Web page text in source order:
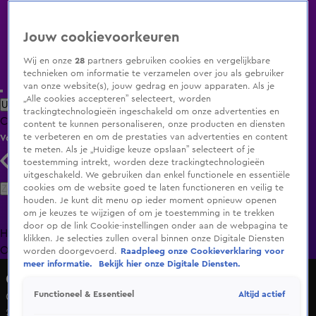
Uitzending Gemist Populaire programma's Zenders Genres
ClipsFilmsRadioSmart TV inlogShop
Volg KIJK
Zoeken
HomeUitzending Gemist Programma's De Bondgenoten
OranjezomerLivestreamsShop
Cupido Ofzo
Op zoek naar de liefde
25 okt 2021, 14:21
Jouw cookievoorkeuren
Wij en onze28 partners gebruiken cookies en vergelijkbare
technieken om informatie te verzamelen over jou als gebruiker
van onze website(s), jouw gedrag en jouw apparaten. Als je
„Alle cookies accepteren” selecteert, worden
trackingtechnologieën ingeschakeld om onze advertenties en
content te kunnen personaliseren, onze producten en diensten
te verbeteren en om de prestaties van advertenties en content
te meten. Als je „Huidige keuze opslaan” selecteert of je
toestemming intrekt, worden deze trackingtechnologieën
uitgeschakeld. We gebruiken dan enkel functionele en essentiële
cookies om de website goed te laten functioneren en veilig te
houden. Je kunt dit menu op ieder moment opnieuw openen
om je keuzes te wijzigen of om je toestemming in te trekken
door op de link Cookie-instellingen onder aan de webpagina te
klikken. Je selecties zullen overal binnen onze Digitale Diensten
worden doorgevoerd.
Raadpleeg onze Cookieverklaring voor
meer informatie.
Bekijk hier onze Digitale Diensten.
Functioneel & Essentieel Altijd actief